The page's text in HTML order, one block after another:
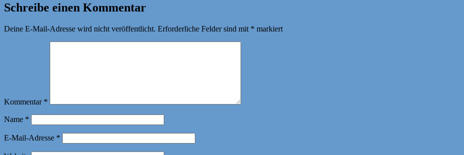
Schreibe einen Kommentar
Deine E-Mail-Adresse wird nicht veröffentlicht. Erforderliche Felder sind mit * markiert
Kommentar *
Name *
E-Mail-Adresse *